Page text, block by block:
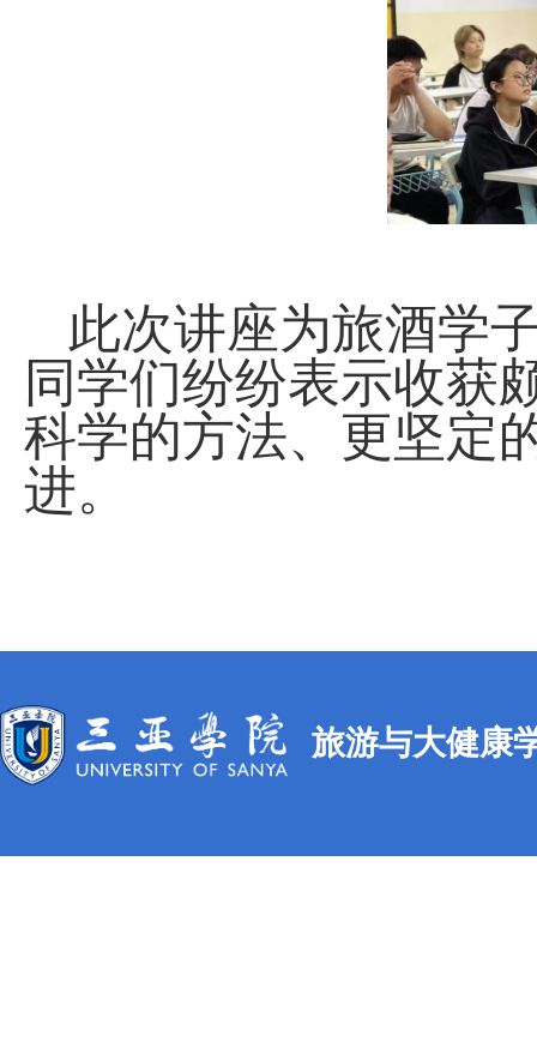
此次讲座为旅酒学
同学们纷纷表示收获
科学的方法、更坚定
进。
旅游与大健康